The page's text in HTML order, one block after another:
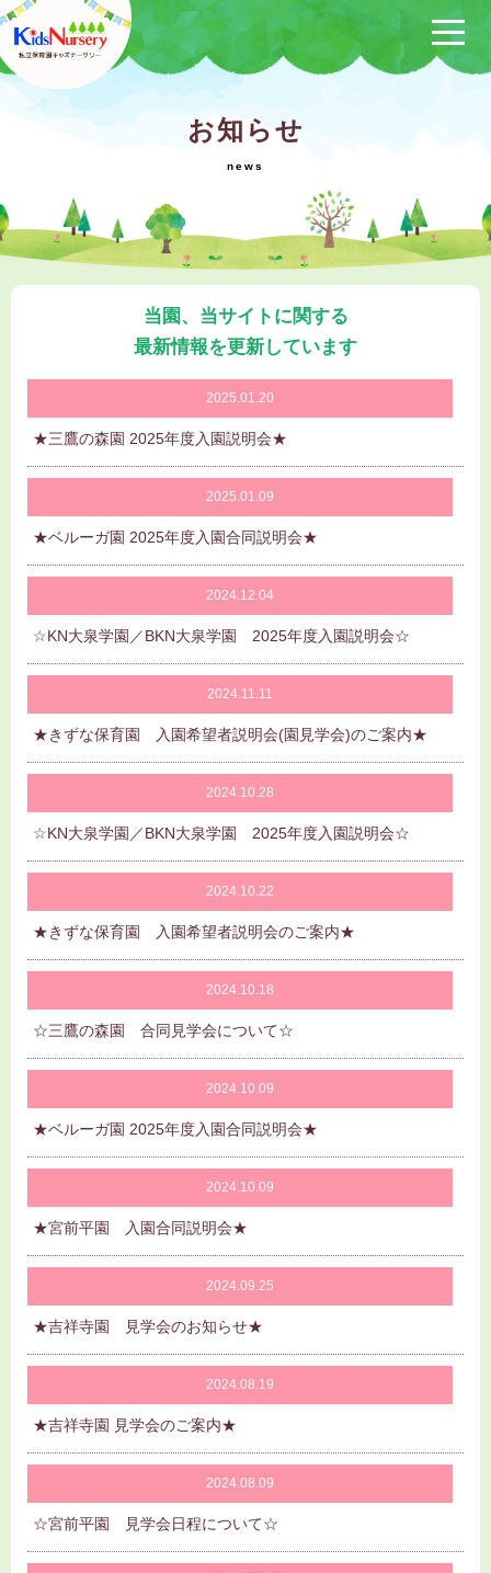
サービス概要
（保けいこ）
園の1日
年間行事
施設一覧
ブログ
採用情報
お知らせ
入園情報
お問い合わせ
お知らせ
当園、当サイトに関する
最新情報を更新しています
2025.01.20
★三鷹の森園 2025年度入園説明会★
2025.01.09
★ベルーガ園 2025年度入園合同説明会★
2024.12.04
☆KN大泉学園／BKN大泉学園 2025年度入園説明会☆
2024.11.11
★きずな保育園 入園希望者説明会(園見学会)のご案内★
2024.10.28
☆KN大泉学園／BKN大泉学園 2025年度入園説明会☆
2024.10.22
★きずな保育園 入園希望者説明会のご案内★
2024.10.18
☆三鷹の森園 合同見学会について☆
2024.10.09
★ベルーガ園 2025年度入園合同説明会★
2024.10.09
★宮前平園 入園合同説明会★
2024.09.25
★吉祥寺園 見学会のお知らせ★
2024.08.19
★吉祥寺園 見学会のご案内★
2024.08.09
☆宮前平園 見学会日程について☆